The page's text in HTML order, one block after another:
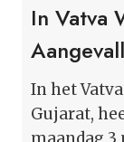
In Vatva
In het
Gujarat,